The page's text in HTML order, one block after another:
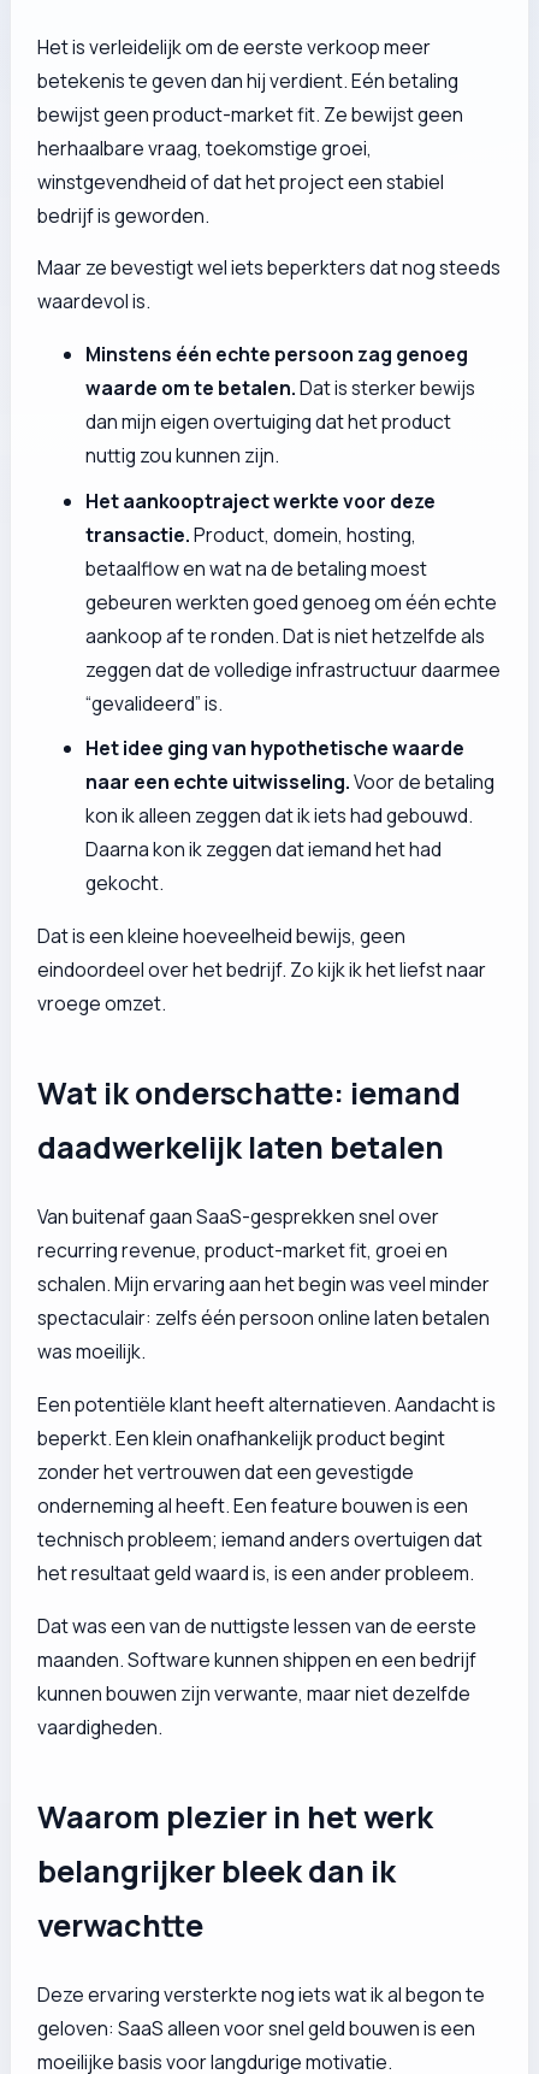
Het is verleidelijk om de eerste verkoop meer
betekenis te geven dan hij verdient. Eén betaling
bewijstgeenproduct-market fit. Ze bewijst geen
herhaalbare vraag, toekomstige groei,
winstgevendheid of dat het project een stabiel
bedrijf is geworden.
Maar ze bevestigt wel iets beperkters dat nog steeds
waardevol is.
Minstens één echte persoon zag genoeg
waarde om te betalen.Dat is sterker bewijs
dan mijn eigen overtuiging dat het product
nuttig zou kunnen zijn.
Het aankooptraject werkte voor deze
transactie.Product, domein, hosting,
betaalflow en wat na de betaling moest
gebeuren werkten goed genoeg om één echte
aankoop af te ronden. Dat is niet hetzelfde als
zeggen dat de volledige infrastructuur daarmee
“gevalideerd” is.
Het idee ging van hypothetische waarde
naar een echte uitwisseling.Voor de betaling
kon ik alleen zeggen dat ik iets had gebouwd.
Daarna kon ik zeggen dat iemand het had
gekocht.
Dat is een kleine hoeveelheid bewijs, geen
eindoordeel over het bedrijf. Zo kijk ik het liefst naar
vroege omzet.
Wat ik onderschatte: iemand
daadwerkelijk laten betalen
Van buitenaf gaan SaaS-gesprekken snel over
recurring revenue, product-market fit, groei en
schalen. Mijn ervaring aan het begin was veel minder
spectaculair: zelfs één persoon online laten betalen
was moeilijk.
Een potentiële klant heeft alternatieven. Aandacht is
beperkt. Een klein onafhankelijk product begint
zonder het vertrouwen dat een gevestigde
onderneming al heeft. Een feature bouwen is een
technisch probleem; iemand anders overtuigen dat
het resultaat geld waard is, is een ander probleem.
Dat was een van de nuttigste lessen van de eerste
maanden. Software kunnen shippen en een bedrijf
kunnen bouwen zijn verwante, maar niet dezelfde
vaardigheden.
Waarom plezier in het werk
belangrijker bleek dan ik
verwachtte
Deze ervaring versterkte nog iets wat ik al begon te
geloven: SaaS alleen voor snel geld bouwen is een
moeilijke basis voor langdurige motivatie.